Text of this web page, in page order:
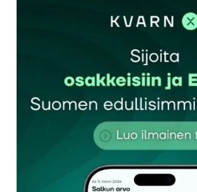
rekisteröityä
Sähköpostiosoitettasi ei julkaista.
kentät on merkitty*
Kommentti*